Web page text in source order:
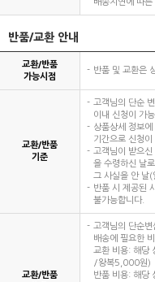
배송지연에 따
반품/교환 안내
교환/반품
가능시점
반품 및 교환은
교환/반품
기준
고객님의 단순
이내 신청이 가
상품상세 정보
기간으로 신청이
고객님이 받으
을 수령하신 날
그 사실을 안 날
반품 시 제공된
불가능합니다.
교환/반품
고객님의 단순
배송에 필요한
교환 비용: 해당
/왕복5,000원)
반품 비용: 해당